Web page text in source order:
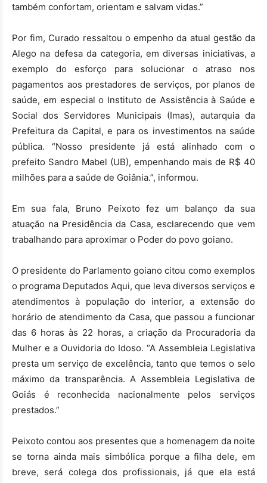
também confortam, orientam e salvam vidas.”
Por fim, Curado ressaltou o empenho da atual gestão da
Alego na defesa da categoria, em diversas iniciativas, a
exemplo do esforço para solucionar o atraso nos
pagamentos aos prestadores de serviços, por planos de
saúde, em especial o Instituto de Assistência à Saúde e
Social dos Servidores Municipais (Imas), autarquia da
Prefeitura da Capital, e para os investimentos na saúde
pública. “Nosso presidente já está alinhado com o
prefeito Sandro Mabel (UB), empenhando mais de R$ 40
milhões para a saúde de Goiânia.”, informou.
Em sua fala, Bruno Peixoto fez um balanço da sua
atuação na Presidência da Casa, esclarecendo que vem
trabalhando para aproximar o Poder do povo goiano.
O presidente do Parlamento goiano citou como exemplos
o programa Deputados Aqui, que leva diversos serviços e
atendimentos à população do interior, a extensão do
horário de atendimento da Casa, que passou a funcionar
das 6 horas às 22 horas, a criação da Procuradoria da
Mulher e a Ouvidoria do Idoso. “A Assembleia Legislativa
presta um serviço de excelência, tanto que temos o selo
máximo da transparência. A Assembleia Legislativa de
Goiás é reconhecida nacionalmente pelos serviços
prestados.”
Peixoto contou aos presentes que a homenagem da noite
se torna ainda mais simbólica porque a filha dele, em
breve, será colega dos profissionais, já que ela está